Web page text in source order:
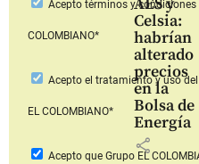
AES y
Celsia:
habrían
alterado
precios
en la
Bolsa de
Energía
share
Aceptotérminos y
COLOMBIANO*
Acepto el tratamiento y uso
EL COLOMBIANO*
Acepto que Grupo EL